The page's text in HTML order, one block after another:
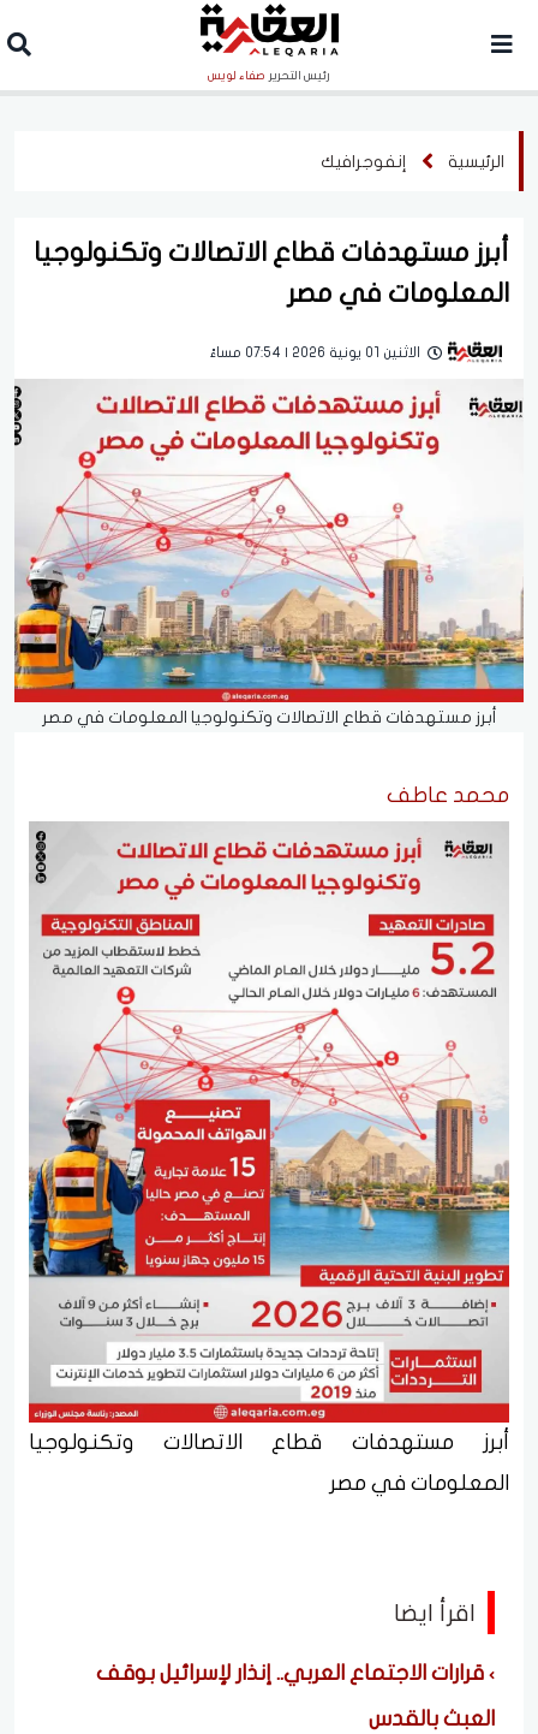
رئيس التحرير صفاء لويس
الرئيسية إنفوجرافيك
أبرز مستهدفات قطاع الاتصالات وتكنولوجيا
المعلومات في مصر
الاثنين 01 يونية 2026 | 07:54 مساءً
أبرز مستهدفات قطاع الاتصالات وتكنولوجيا المعلومات في مصر
محمد عاطف
أبرز مستهدفات قطاع الاتصالات وتكنولوجيا
المعلومات في مصر
اقرأ ايضا
قرارات الاجتماع العربي.. إنذار لإسرائيل بوقف
العبث بالقدس